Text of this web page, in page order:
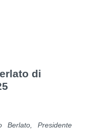
di
Berlato, Presidente